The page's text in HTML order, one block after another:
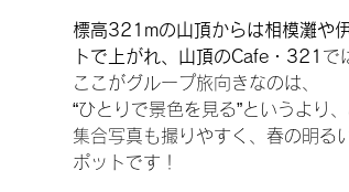
標高321mの山頂からは相模灘や
トで上がれ、山頂のCafe・321 で
ここがグループ旅向きなのは、
“ひとりで景色を見る”というより、
集合写真も撮りやすく、春の明る
ポットです！